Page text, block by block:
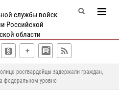
службы войск
Российской
области
росгвардейцы задержали граждан,
федеральном уровне